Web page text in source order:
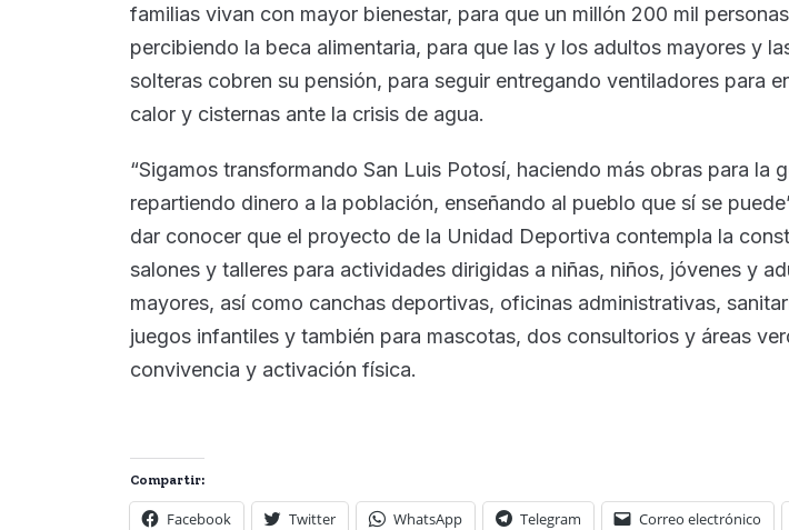
familias vivan con mayor bienestar, para que un millón 200 mil
percibiendo la beca alimentaria, para que las y los adultos mayores y
solteras cobren su pensión, para seguir entregando ventiladores para
calor y cisternas ante la crisis de agua.
“Sigamos transformando San Luis Potosí, haciendo más obras para la
repartiendo dinero a la población, enseñando al pueblo que sí se
dar conocer que el proyecto de la Unidad Deportiva contempla la
salones y talleres para actividades dirigidas a niñas, niños, jóvenes y
mayores, así como canchas deportivas, oficinas administrativas,
juegos infantiles y también para mascotas, dos consultorios y áreas
convivencia y activación física.
Compartir:
Facebook Twitter WhatsApp Telegram Correo electrónico